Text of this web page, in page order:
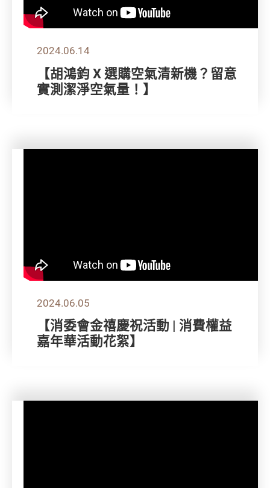
2024.06.14
【胡鴻鈞 X 選購空氣清新機？留意
實測潔淨空氣量！】
2024.06.05
【消委會金禧慶祝活動 | 消費權益
嘉年華活動花絮】